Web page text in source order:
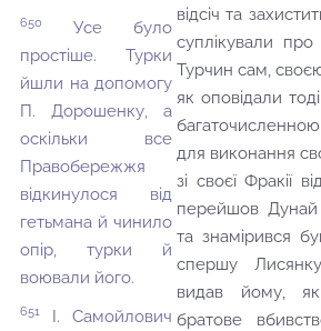
650
Усе було
простіше. Турки
йшли на допомогу
П. Дорошенку, а
оскільки все
Правобережжя
відкинулося від
гетьмана й чинило
опір, турки й
воювали його.
651
І. Самойлович
відсіч та
суплікували
Турчин сам,
як оповідали
для виконання
зі своєї Фракії
перейшов
та знамірився
спершу
видав йому,
братове